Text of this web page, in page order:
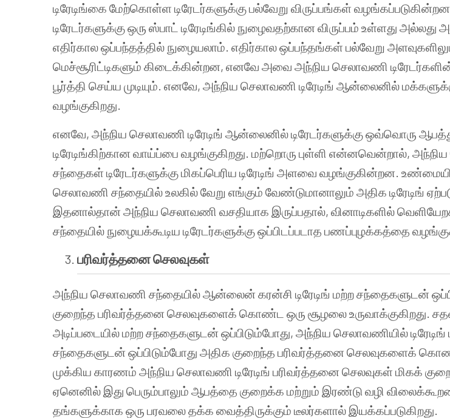
டிரேடிங்கை மேற்கொள்ள டிரேடர்களுக்கு பல்வேறு விருப்பங்கள்
டிரேடர்களுக்கு ஒரு ஸ்பாட் டிரேடிங்கில் நுழைவதற்கான விருப்பம் உள்ளது அல்லது
எதிர்கால ஒப்பந்தத்தில் நுழையலாம். எதிர்கால ஒப்பந்தங்கள் பல்வேறு
மெச்சூரிட்டிகளும் கிடைக்கின்றன, எனவே அவை அந்நிய செலாவணி
பூர்த்தி செய்ய முடியும். எனவே, அந்நிய செலாவணி டிரேடிங் ஆன்லைனில்
வழங்குகிறது.
எனவே, அந்நிய செலாவணி டிரேடிங் ஆன்லைனில் டிரேடர்களுக்கு ஒவ்வொரு ஆபத்து
டிரேடிங்கிற்கான வாய்ப்பை வழங்குகிறது. மற்றொரு புள்ளி என்னவென்றால்,
சந்தைகள் டிரேடர்களுக்கு மிகப்பெரிய டிரேடிங் அளவை வழங்குகின்றன.
செலாவணி சந்தையில் உலகில் வேறு எங்கும் வேண்டுமானாலும் அதிக டிரேடிங்
இதனால்தான் அந்நிய செலாவணி வசதியாக இருப்பதால், வினாடிகளில்
சந்தையில் நுழையக்கூடிய டிரேடர்களுக்கு ஒப்பிடப்படாத பணப்புழக்கத்தை
பரிவர்த்தனைசெலவுகள்
அந்நிய செலாவணி சந்தையில் ஆன்லைன் கரன்சி டிரேடிங் மற்ற சந்தைகளுடன்
குறைந்த பரிவர்த்தனை செலவுகளைக் கொண்ட ஒரு சூழலை உருவாக்குகிறது.
அடிப்படையில் மற்ற சந்தைகளுடன் ஒப்பிடும்போது, அந்நிய செலாவணியில் டிரேடிங்
சந்தைகளுடன் ஒப்பிடும்போது அதிக குறைந்த பரிவர்த்தனை செலவுகளைக்
முக்கிய காரணம் அந்நிய செலாவணி டிரேடிங் பரிவர்த்தனை செலவுகள் மிகக்
ஏனெனில் இது பெரும்பாலும் ஆபத்தை குறைக்க மற்றும் இரண்டு வழி
தங்களுக்காக ஒரு பரவலை தக்க வைத்திருக்கும் டீலர்களால் இயக்கப்படுகிறது.